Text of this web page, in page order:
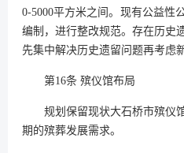
0-5000平方米之间。现有公益性
编制，进行整改规范。存在历史
先集中解决历史遗留问题再考虑
第16条 殡仪馆布局
规划保留现状大石桥市殡仪
期的殡葬发展需求。